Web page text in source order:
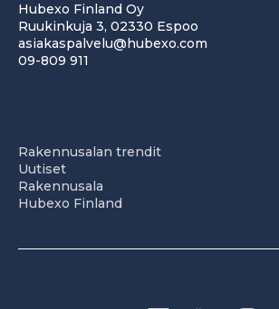
Hubexo Finland Oy
Ruukinkuja 3, 02330 Espoo
asiakaspalvelu@hubexo.com
09-809 911
Rakennusalan trendit
Uutiset
Rakennusala
Hubexo Finland